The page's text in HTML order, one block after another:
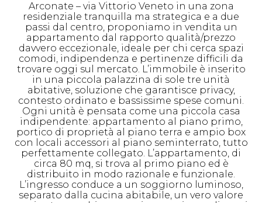
Arconate – via Vittorio Veneto in una zona
residenziale tranquilla ma strategica e a due
passi dal centro, proponiamo in vendita un
appartamento dal rapporto qualità/prezzo
davvero eccezionale, ideale per chi cerca spazi
comodi, indipendenza e pertinenze difficili da
trovare oggi sul mercato. L’immobile è inserito
in una piccola palazzina di sole tre unità
abitative, soluzione che garantisce privacy,
contesto ordinato e bassissime spese comuni.
Ogni unità è pensata come una piccola casa
indipendente: appartamento al piano primo,
portico di proprietà al piano terra e ampio box
con locali accessori al piano seminterrato, tutto
perfettamente collegato. L’appartamento, di
circa 80 mq, si trova al primo piano ed è
distribuito in modo razionale e funzionale.
L’ingresso conduce a un soggiorno luminoso,
separato dalla cucina abitabile, un vero valore